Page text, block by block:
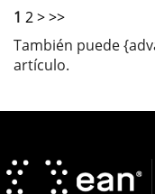
1 2>>>
También puede
artículo.